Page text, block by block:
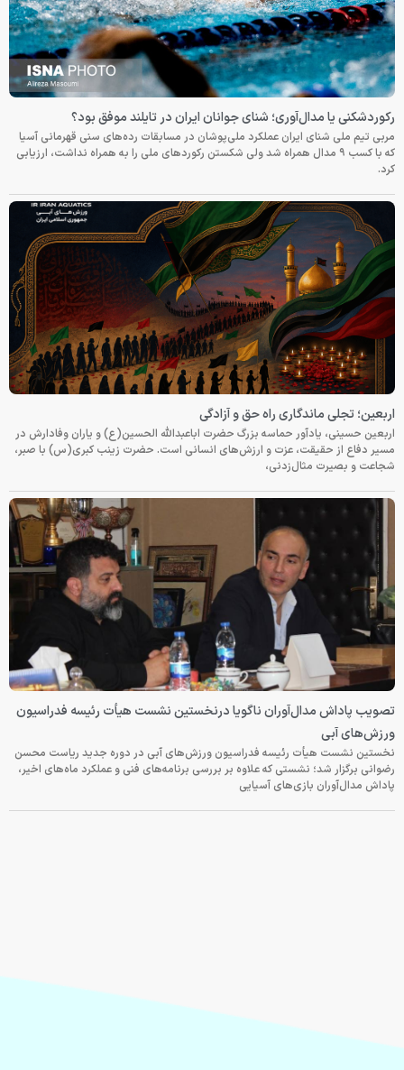
رکوردشکنی یا مدال‌آوری؛ شنای جوانان ایران در تایلند موفق بود؟
مربی تیم ملی شنای ایران عملکرد ملی‌پوشان در مسابقات رده‌های سنی قهرمانی آسیا
که با کسب ۹ مدال همراه شد ولی شکستن رکوردهای ملی را به همراه نداشت، ارزیابی
کرد.
اربعین؛ تجلی ماندگاری راه حق و آزادگی
اربعین حسینی، یادآور حماسه بزرگ حضرت اباعبدالله الحسین(ع) و یاران وفادارش در
مسیر دفاع از حقیقت، عزت و ارزش‌های انسانی است. حضرت زینب کبری(س) با صبر،
شجاعت و بصیرت مثال‌زدنی،
تصویب پاداش مدال‌آوران ناگویا درنخستین نشست هیأت رئیسه فدراسیون
ورزش‌های آبی
نخستین نشست هیأت رئیسه فدراسیون ورزش‌های آبی در دوره جدید ریاست محسن
رضوانی برگزار شد؛ نشستی که علاوه بر بررسی برنامه‌های فنی و عملکرد ماه‌های اخیر،
پاداش مدال‌آوران بازی‌های آسیایی